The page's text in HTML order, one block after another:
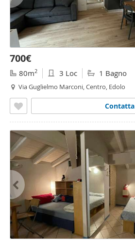
700€
80m2 3 Loc 1 Bagno
Via Guglielmo Marconi, Centro, Edolo
Contatta